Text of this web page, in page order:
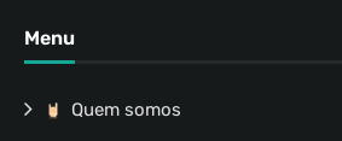
Menu
Quem somos